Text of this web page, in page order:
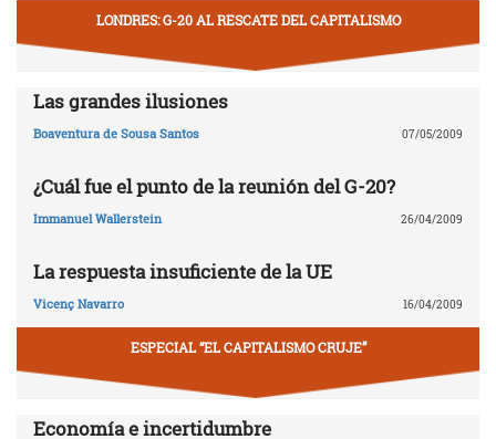
LONDRES: G-20 AL RESCATE DEL CAPITALISMO
Las grandes ilusiones
Boaventura de Sousa Santos 07/05/2009
¿Cuál fue el punto de la reunión del G-20?
Immanuel Wallerstein 26/04/2009
La respuesta insuficiente de la UE
Vicenç Navarro 16/04/2009
ESPECIAL “EL CAPITALISMO CRUJE”
Economía e incertidumbre